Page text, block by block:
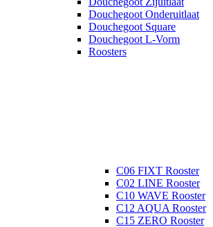
Douchegoot Onderuitlaat
Douchegoot Square
Douchegoot L-Vorm
Roosters
C06 FIXT Rooster
C02 LINE Rooster
C10 WAVE Rooster
C12 AQUA Rooster
C15 ZERO Rooster